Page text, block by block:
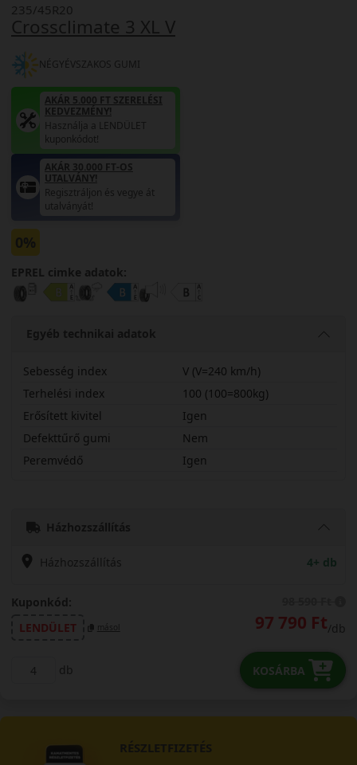
Crossclimate 3 XL V
235/45R20
NÉGYÉVSZAKOS GUMI
AKÁR 5.000 FT SZERELÉSI
KEDVEZMÉNY!
Használja a LENDÜLET
kuponkódot!
AKÁR 30.000 FT-OS
UTALVÁNY!
Regisztráljon és vegye át
utalványát!
0%
EPREL cimke adatok:
Egyéb technikai adatok
Sebesség index
V (V=240 km/h)
Terhelési index
100 (100=800kg)
Erősített kivitel
Igen
Defekttűrő gumi
Nem
Peremvédő
Igen
Házhozszállítás
Házhozszállítás 4+ db
Kuponkód:
LENDÜLET
másol 97 790 Ft/db
db KOSÁRBA
RÉSZLETFIZETÉS